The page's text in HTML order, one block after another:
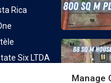
Manage
Rica
Six LTDA